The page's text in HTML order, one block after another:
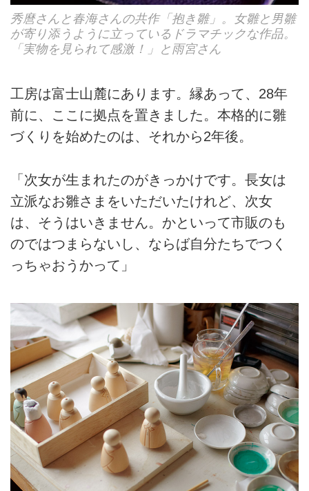
秀麿さんと春海さんの共作「抱き雛」。女雛と男雛
が寄り添うように立っているドラマチックな作品。
「実物を見られて感激！」と雨宮さん
工房は富士山麓にあります。縁あって、28年
前に、ここに拠点を置きました。本格的に雛
づくりを始めたのは、それから2年後。
「次女が生まれたのがきっかけです。長女は
立派なお雛さまをいただいたけれど、次女
は、そうはいきません。かといって市販のも
のではつまらないし、ならば自分たちでつく
っちゃおうかって」